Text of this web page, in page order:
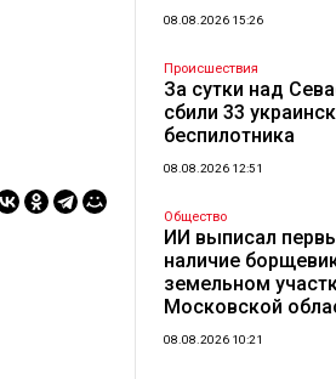
08.08.2026 15:26
Происшествия
За сутки над
сбили 33
беспилотника
08.08.2026 12:51
Общество
ИИ выписал
наличие
земельном
Московской
08.08.2026 10:21